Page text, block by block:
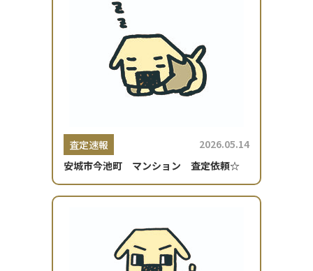
査定速報
2026.05.14
安城市今池町 マンション 査定依頼☆